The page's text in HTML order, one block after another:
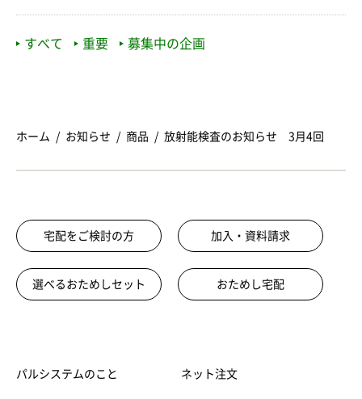
すべて 重要 募集中の企画
ホーム お知らせ 商品 放射能検査のお知らせ 3月4回
宅配をご検討の方 加入・資料請求
選べるおためしセット おためし宅配
パルシステムのこと ネット注文